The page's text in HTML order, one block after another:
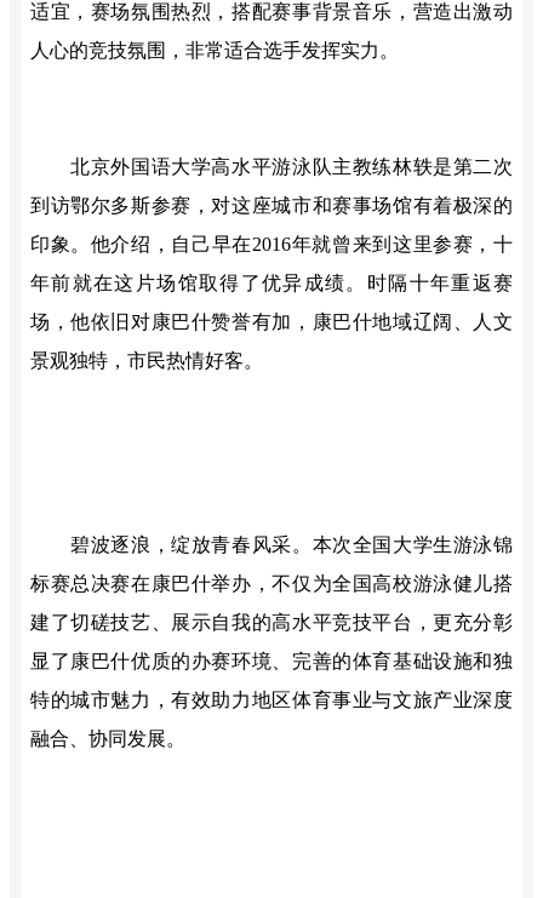
适宜，赛场氛围热烈，搭配赛事背景音乐，营造出激动
人心的竞技氛围，非常适合选手发挥实力。
北京外国语大学高水平游泳队主教练林轶是第二次
到访鄂尔多斯参赛，对这座城市和赛事场馆有着极深的
印象。他介绍，自己早在2016年就曾来到这里参赛，十
年前就在这片场馆取得了优异成绩。时隔十年重返赛
场，他依旧对康巴什赞誉有加，康巴什地域辽阔、人文
景观独特， 市民热情好客。
碧波逐浪，绽放青春风采。本次全国大学生游泳锦
标赛总决赛在康巴什举办，不仅为全国高校游泳健儿搭
建了切磋技艺、展示自我的高水平竞技平台，更充分彰
显了康巴什优质的办赛环境、完善的体育基础设施和独
特的城市魅力，有效助力地区体育事业与文旅产业深度
融合、协同发展。